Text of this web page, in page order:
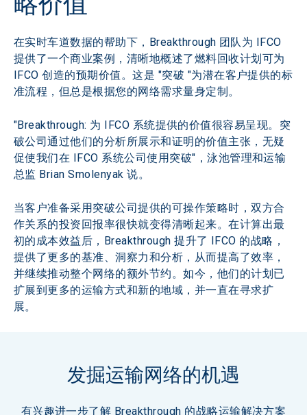
在实时车道数据的帮助下，Breakthrough 团队为 IFCO
提供了一个商业案例，清晰地概述了燃料回收计划可为
IFCO 创造的预期价值。这是 "突破 "为潜在客户提供的标
准流程，但总是根据您的网络需求量身定制。
"Breakthrough: 为 IFCO 系统提供的价值很容易呈现。突
破公司通过他们的分析所展示和证明的价值主张，无疑
促使我们在 IFCO 系统公司使用突破"，泳池管理和运输
总监 Brian Smolenyak 说。
当客户准备采用突破公司提供的可操作策略时，双方合
作关系的投资回报率很快就变得清晰起来。在计算出最
初的成本效益后，Breakthrough 提升了 IFCO 的战略，
提供了更多的基准、洞察力和分析，从而提高了效率，
并继续推动整个网络的额外节约。如今，他们的计划已
扩展到更多的运输方式和新的地域，并一直在寻求扩
展。
发掘运输网络的机遇
有兴趣进一步了解 Breakthrough 的战略运输解决方案